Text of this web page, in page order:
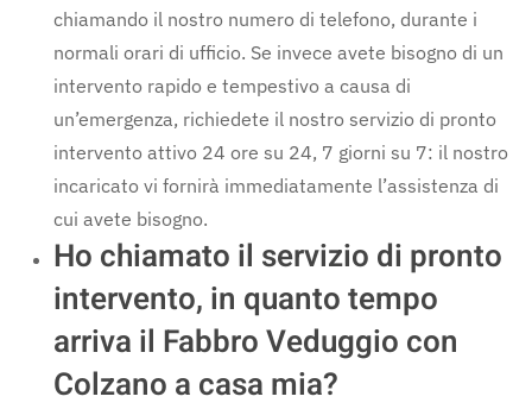
chiamando il nostro numero di telefono, durante i
normali orari di ufficio. Se invece avete bisogno di un
intervento rapido e tempestivo a causa di
un’emergenza, richiedete il nostro servizio di pronto
intervento attivo 24 ore su 24, 7 giorni su 7: il nostro
incaricato vi fornirà immediatamente l’assistenza di
cui avete bisogno.
Ho chiamato il servizio di pronto
intervento, in quanto tempo
arriva il Fabbro Veduggio con
Colzano a casa mia?